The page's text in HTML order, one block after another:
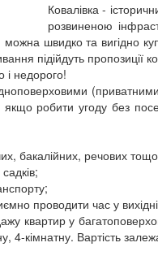
Ковалівка -
розвиненою
швидко та вигідно
підійдуть пропозиції
і недорого!
робити угоду без
бакалійних, речових
проводити час у
квартир у
4-кімнатну. Вартість